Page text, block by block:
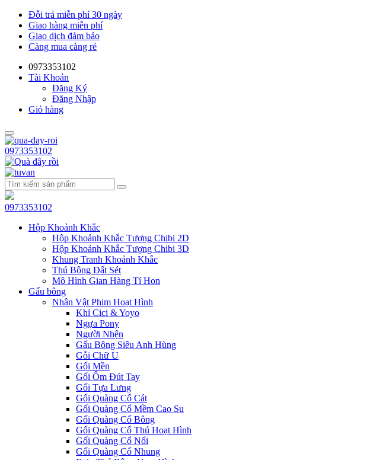
Đỗi trả miễn phí 30 ngày
Giao hàng miễn phí
Giao dịch đảm bảo
Càng mua càng rẻ
0973353102
Tài Khoản
Đăng Ký
Đăng Nhập
Giỏ hàng
0973353102
0973353102
Hộp Khoảnh Khắc
Hộp Khoảnh Khắc Tượng Chibi 2D
Hộp Khoảnh Khắc Tượng Chibi 3D
Khung Tranh Khoảnh Khắc
Thú Bông Đất Sét
Mô Hình Gian Hàng Tí Hon
Gấu bông
Nhân Vật Phim Hoạt Hình
Khỉ Cici & Yoyo
Ngựa Pony
Người Nhện
Gấu Bông Siêu Anh Hùng
Gỗi Chữ U
Gối Mền
Gối Ôm Đút Tay
Gối Tựa Lưng
Gối Quàng Cổ Cát
Gối Quàng Cổ Mềm Cao Su
Gối Quàng Cổ Bông
Gối Quàng Cổ Thú Hoạt Hình
Gối Quàng Cổ Nổi
Gối Quàng Cổ Nhung